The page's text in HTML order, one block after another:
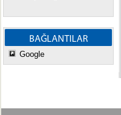
BAĞLANTILAR
Google